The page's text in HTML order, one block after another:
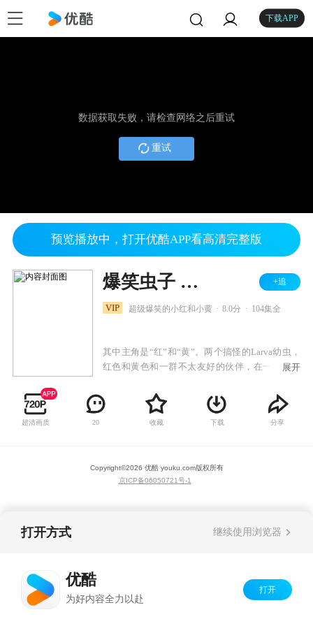
下载APP
数据获取失败，请检查网络之后重试
重试
预览播放中，打开优酷APP看高清完整版
爆笑虫子 第一季 +追
VIP 超级爆笑的小红和小黄 8.0分 104集全
其中主角是“红”和“黄”。两个搞怪的Larva幼虫，
红色和黄色和一群不太友好的伙伴，在一个下水
们津津乐道的事情是，人们有时会扔进下水道，
像嚼泡泡糖，冰淇淋融化，硬币，戒指等东西。
展开
超清画质 20 收藏 下载 分享
Copyright©2026 优酷 youku.com版权所有
京ICP备06050721号-1
打开方式 继续使用浏览器
优酷
为好内容全力以赴
打开